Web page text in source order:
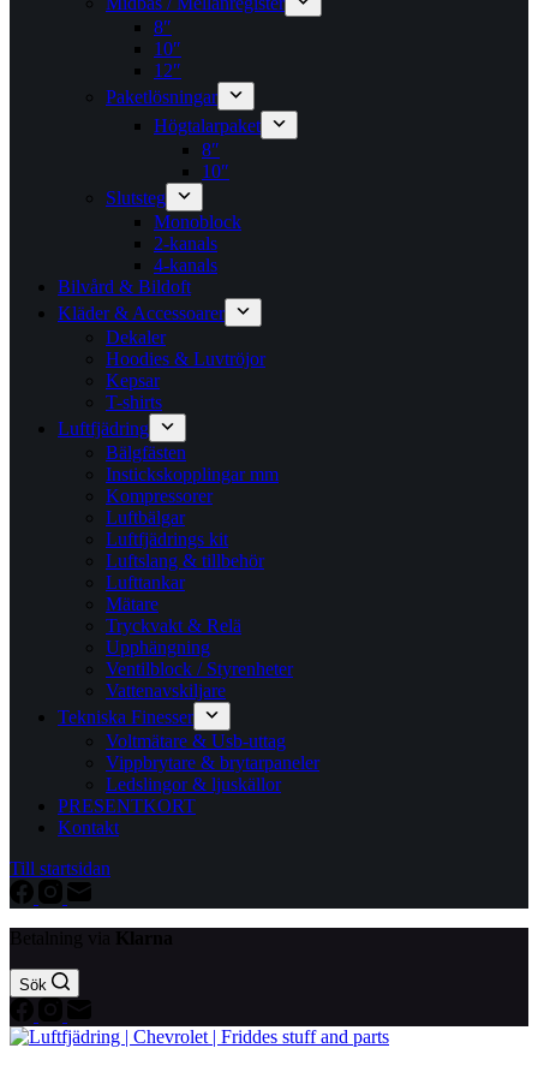
8″
10″
12″
Paketlösningar
Högtalarpaket
8″
10″
Slutsteg
Monoblock
2-kanals
4-kanals
Bilvård & Bildoft
Kläder & Accessoarer
Dekaler
Hoodies & Luvtröjor
Kepsar
T-shirts
Luftfjädring
Bälgfästen
Instickskopplingar mm
Kompressorer
Luftbälgar
Luftfjädrings kit
Luftslang & tillbehör
Lufttankar
Mätare
Tryckvakt & Relä
Upphängning
Ventilblock / Styrenheter
Vattenavskiljare
Tekniska Finesser
Voltmätare & Usb-uttag
Vippbrytare & brytarpaneler
Ledslingor & ljuskällor
PRESENTKORT
Kontakt
Till startsidan
Sök